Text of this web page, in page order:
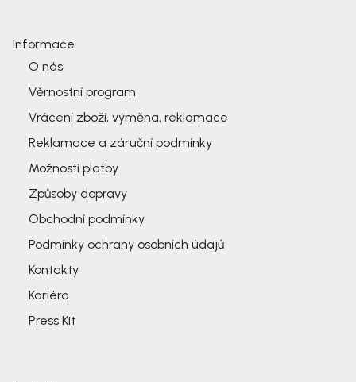
Informace
O nás
Věrnostní program
Vrácení zboží, výměna, reklamace
Reklamace a záruční podmínky
Možnosti platby
Způsoby dopravy
Obchodní podmínky
Podmínky ochrany osobních údajů
Kontakty
Kariéra
Press Kit